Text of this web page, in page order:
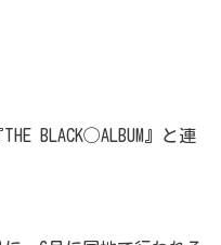
BLACK◯ALBUM』と連